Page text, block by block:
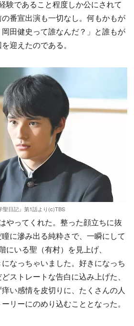
験であること程度しか公にされて
番宣出演も一切なし。何もかもが
田健史って誰なんだ？」と誰もが
迎えたのである。
聖日記』第1話より(c)TBS
やってくれた。整った顔立ちに抜
に滲み出る純粋さで、一瞬にして
にいる聖（有村）を見上げ、
になっちゃいました。好きになっち
ストレートな告白に込み上げた、
い感情を皮切りに、たくさんの人
リーにのめり込むこととなった。